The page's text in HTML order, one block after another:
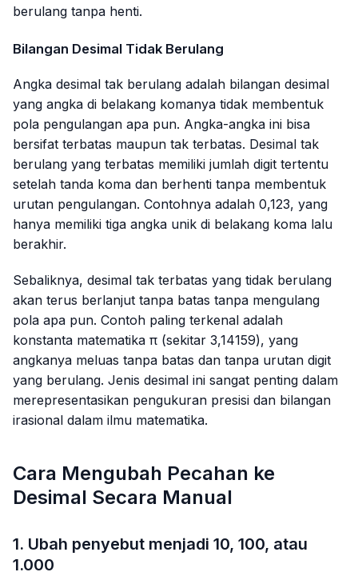
berulang tanpa henti.
Bilangan Desimal Tidak Berulang
Angka desimal tak berulang adalah bilangan desimal
yang angka di belakang komanya tidak membentuk
pola pengulangan apa pun. Angka-angka ini bisa
bersifat terbatas maupun tak terbatas. Desimal tak
berulang yang terbatas memiliki jumlah digit tertentu
setelah tanda koma dan berhenti tanpa membentuk
urutan pengulangan. Contohnya adalah 0,123, yang
hanya memiliki tiga angka unik di belakang koma lalu
berakhir.
Sebaliknya, desimal tak terbatas yang tidak berulang
akan terus berlanjut tanpa batas tanpa mengulang
pola apa pun. Contoh paling terkenal adalah
konstanta matematika π (sekitar 3,14159), yang
angkanya meluas tanpa batas dan tanpa urutan digit
yang berulang. Jenis desimal ini sangat penting dalam
merepresentasikan pengukuran presisi dan bilangan
irasional dalam ilmu matematika.
Cara Mengubah Pecahan ke
Desimal Secara Manual
1. Ubah penyebut menjadi 10, 100, atau
1.000